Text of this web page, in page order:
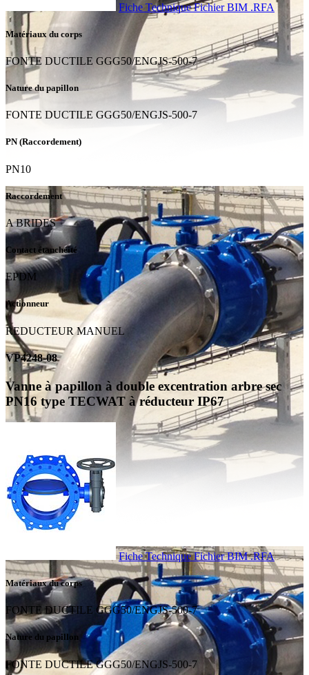
Fiche TechniqueFichier BIM .RFA
Matériaux du corps
FONTE DUCTILE GGG50/ENGJS-500-7
Nature du papillon
FONTE DUCTILE GGG50/ENGJS-500-7
PN (Raccordement)
PN10
Raccordement
A BRIDES
Contact étanchéité
EPDM
Actionneur
REDUCTEUR MANUEL
VP4248-08
Vanne à papillon à double excentration arbre sec
PN16 type TECWAT à réducteur IP67
Fiche TechniqueFichier BIM .RFA
Matériaux du corps
FONTE DUCTILE GGG50/ENGJS-500-7
Nature du papillon
FONTE DUCTILE GGG50/ENGJS-500-7